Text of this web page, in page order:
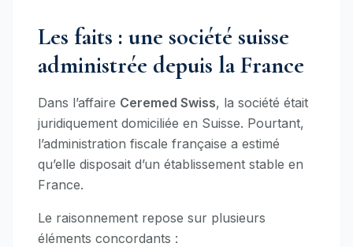
Les faits : une société suisse
administrée depuis la France
Dans l’affaire Ceremed Swiss, la société était
juridiquement domiciliée en Suisse. Pourtant,
l’administration fiscale française a estimé
qu’elle disposait d’un établissement stable en
France.
Le raisonnement repose sur plusieurs
éléments concordants :